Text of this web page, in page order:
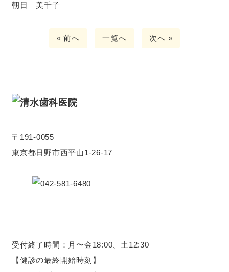
朝日 美千子
« 前へ 一覧へ 次へ »
〒191-0055
東京都日野市西平山1-26-17
受付終了時間：月〜金18:00、土12:30
【健診の最終開始時刻】